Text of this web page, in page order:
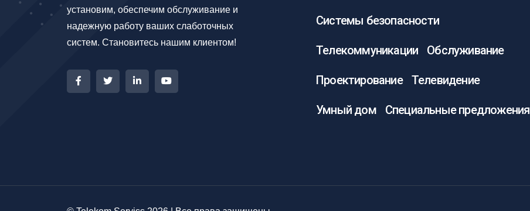
установим, обеспечим обслуживание и
надежную работу ваших слаботочных
систем. Становитесь нашим клиентом!
Системы безопасности
Телекоммуникации Обслуживание
Проектирование Телевидение
Умный дом Специальные предложения